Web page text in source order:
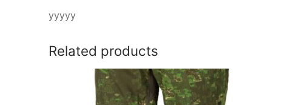
yyyyy
Related products